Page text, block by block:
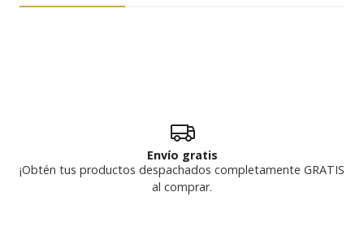
Envío gratis
¡Obtén tus productos despachados completamente GRATIS
al comprar.